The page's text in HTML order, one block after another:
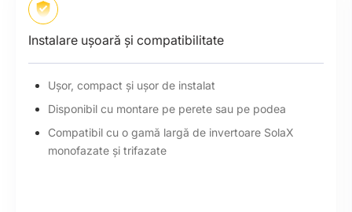
Instalare ușoară și compatibilitate
Ușor, compact și ușor de instalat
Disponibil cu montare pe perete sau pe podea
Compatibil cu o gamă largă de invertoare SolaX
monofazate și trifazate